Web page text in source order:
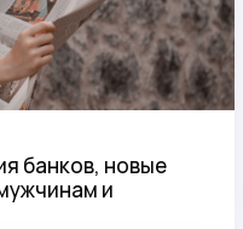
банков, новые
и